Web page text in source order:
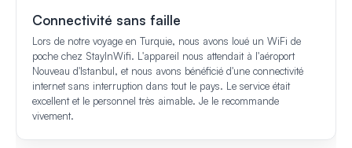
Connectivité sans faille
Lors de notre voyage en Turquie, nous avons loué un WiFi de
poche chez StayInWifi. L'appareil nous attendait à l'aéroport
Nouveau d'Istanbul, et nous avons bénéficié d'une connectivité
internet sans interruption dans tout le pays. Le service était
excellent et le personnel très aimable. Je le recommande
vivement.